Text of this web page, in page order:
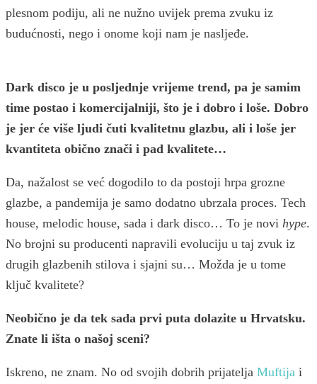
plesnom podiju, ali ne nužno uvijek prema zvuku iz
budućnosti, nego i onome koji nam je nasljeđe.
Dark disco je u posljednje vrijeme trend, pa je samim
time postao i komercijalniji, što je i dobro i loše. Dobro
je jer će više ljudi čuti kvalitetnu glazbu, ali i loše jer
kvantiteta obično znači i pad kvalitete…
Da, nažalost se već dogodilo to da postoji hrpa grozne
glazbe, a pandemija je samo dodatno ubrzala proces. Tech
house, melodic house, sada i dark disco… To je novi hype.
No brojni su producenti napravili evoluciju u taj zvuk iz
drugih glazbenih stilova i sjajni su… Možda je u tome
ključ kvalitete?
Neobično je da tek sada prvi puta dolazite u Hrvatsku.
Znate li išta o našoj sceni?
Iskreno, ne znam. No od svojih dobrih prijatelja Muftija i